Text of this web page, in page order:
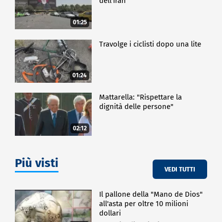
Le monete sono acquistabili al costo di 50 euro
singolarmente, e di 135 euro nella versione
cofanetto.
CRONACA
01:25
01:24
Travolge i ciclisti dopo una lite
02:12
Mattarella: "Rispettare la
dignità delle persone"
Più visti VEDI TUTTI
Il pallone della "Mano de Dios"
all'asta per oltre 10 milioni
dollari